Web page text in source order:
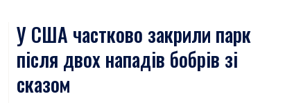
У США частково закрили парк
після двох нападів бобрів зі
сказом